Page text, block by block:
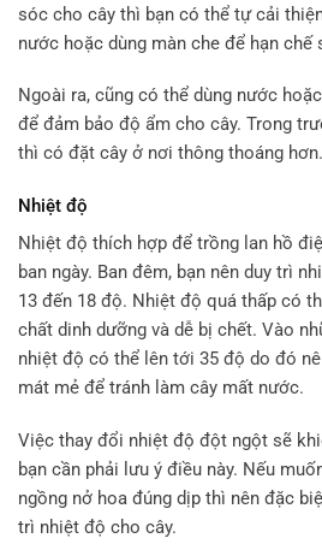
sóc cho cây thì bạn có thể tự cải
nước hoặc dùng màn che để hạn
Ngoài ra, cũng có thể dùng nước
để đảm bảo độ ẩm cho cây. Trong
thì có đặt cây ở nơi thông thoáng hơn.
Nhiệt độ
Nhiệt độ thích hợp để trồng lan hồ
ban ngày. Ban đêm, bạn nên duy trì
13 đến 18 độ. Nhiệt độ quá thấp có
chất dinh dưỡng và dễ bị chết. Vào
nhiệt độ có thể lên tới 35 độ do đó
mát mẻ để tránh làm cây mất nước.
Việc thay đổi nhiệt độ đột ngột sẽ
bạn cần phải lưu ý điều này. Nếu
ngồng nở hoa đúng dịp thì nên đặc
trì nhiệt độ cho cây.